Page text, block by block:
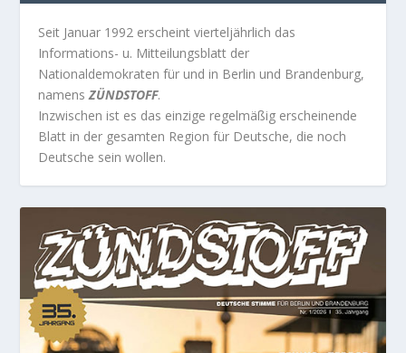
Seit Januar 1992 erscheint vierteljährlich das
Informations- u. Mitteilungsblatt der
Nationaldemokraten für und in Berlin und Brandenburg,
namensZÜNDSTOFF.
Inzwischen ist es das einzige regelmäßig erscheinende
Blatt in der gesamten Region für Deutsche, die noch
Deutsche sein wollen.